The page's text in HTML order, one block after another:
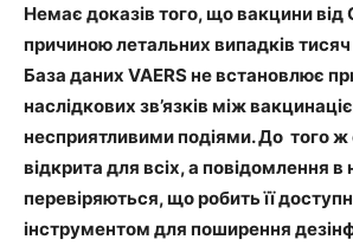
Немає доказів того, що вакцини від
причиною летальних випадків
База даних VAERS не встановлює
наслідкових зв’язків між
несприятливими подіями. До того ж
відкрита для всіх, а повідомлення в
перевіряються, що робить її
інструментом для поширення